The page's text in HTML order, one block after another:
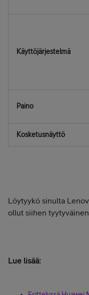
Käyttöjärjestelmä
Paino
Kosketusnäyttö
Löytyykö sinulta
ollut siihen
Lue lisää: